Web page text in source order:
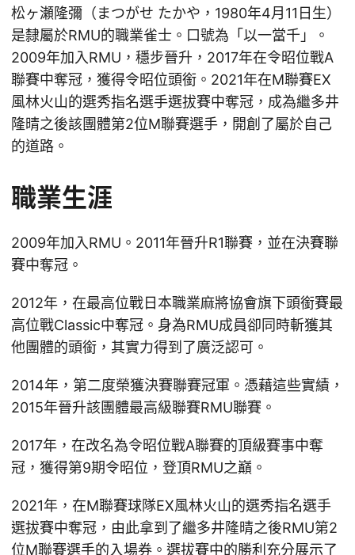
松ヶ瀬隆彌（まつがせ たかや，1980年4月11日生）
是隸屬於RMU的職業雀士。口號為「以一當千」。
2009年加入RMU，穩步晉升，2017年在令昭位戰A
聯賽中奪冠，獲得令昭位頭銜。2021年在M聯賽EX
風林火山的選秀指名選手選拔賽中奪冠，成為繼多井
隆晴之後該團體第2位M聯賽選手，開創了屬於自己
的道路。
職業生涯
2009年加入RMU。2011年晉升R1聯賽，並在決賽聯
賽中奪冠。
2012年，在最高位戰日本職業麻將協會旗下頭銜賽最
高位戰Classic中奪冠。身為RMU成員卻同時斬獲其
他團體的頭銜，其實力得到了廣泛認可。
2014年，第二度榮獲決賽聯賽冠軍。憑藉這些實績，
2015年晉升該團體最高級聯賽RMU聯賽。
2017年，在改名為令昭位戰A聯賽的頂級賽事中奪
冠，獲得第9期令昭位，登頂RMU之巔。
2021年，在M聯賽球隊EX風林火山的選秀指名選手
選拔賽中奪冠，由此拿到了繼多井隆晴之後RMU第2
位M聯賽選手的入場券。選拔賽中的勝利充分展示了